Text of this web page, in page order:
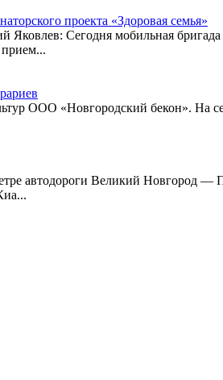
проекта «Здоровая семья»
Яковлев: Сегодня мобильная
ООО «Новгородский бекон». На
автодороги Великий Новгород